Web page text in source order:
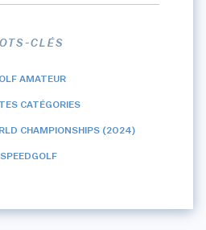
CLÉS
AMATEUR
CATÉGORIES
CHAMPIONSHIPS (2024)